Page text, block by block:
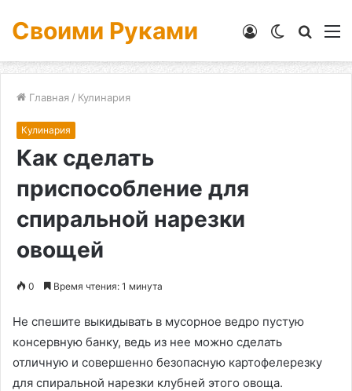
Своими Руками
Switch
Войти
Главная / Кулинария
Кулинария
Как сделать
приспособление для
спиральной нарезки
овощей
0 Время чтения: 1 минута
Не спешите выкидывать в мусорное ведро пустую
консервную банку, ведь из нее можно сделать
отличную и совершенно безопасную картофелерезку
для спиральной нарезки клубней этого овоща.